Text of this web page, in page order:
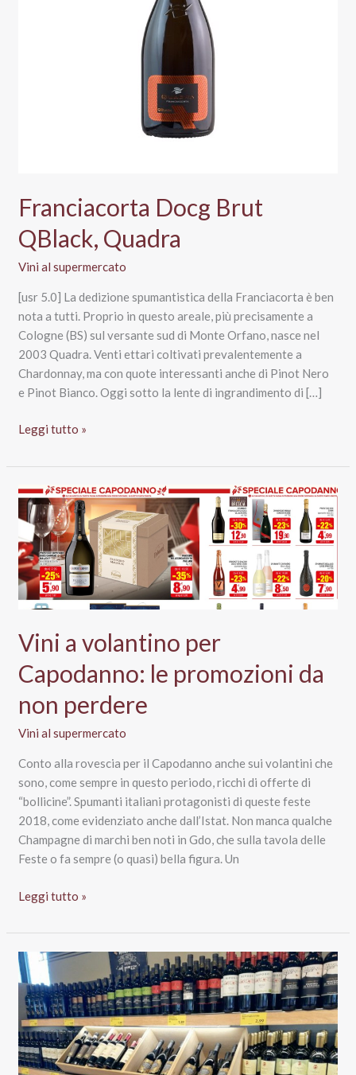
Franciacorta Docg Brut
QBlack, Quadra
Vini al supermercato
[usr 5.0] La dedizione spumantistica della Franciacorta è ben
nota a tutti. Proprio in questo areale, più precisamente a
Cologne (BS) sul versante sud di Monte Orfano, nasce nel
2003 Quadra. Venti ettari coltivati prevalentemente a
Chardonnay, ma con quote interessanti anche di Pinot Nero
e Pinot Bianco. Oggi sotto la lente di ingrandimento di […]
Franciacorta
Brut
QBlack,
Quadra
Leggi tutto »
Vini a volantino per
Capodanno: le promozioni da
non perdere
Vini al supermercato
Conto alla rovescia per il Capodanno anche sui volantini che
sono, come sempre in questo periodo, ricchi di offerte di
“bollicine”. Spumanti italiani protagonisti di queste feste
2018, come evidenziato anche dall’Istat. Non manca qualche
Champagne di marchi ben noti in Gdo, che sulla tavola delle
Feste o fa sempre (o quasi) bella figura. Un
Vini
volantino
per
Capodanno:
le
promozioni
da
non
perdere
Leggi tutto »